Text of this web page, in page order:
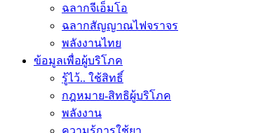
ฉลากจีเอ็มโอ
ฉลากสัญญาณไฟจราจร
พลังงานไทย
ข้อมูลเพื่อผู้บริโภค
รู้ไว้.. ใช้สิทธิ์
กฎหมาย-สิทธิผู้บริโภค
พลังงาน
ความรู้การใช้ยา